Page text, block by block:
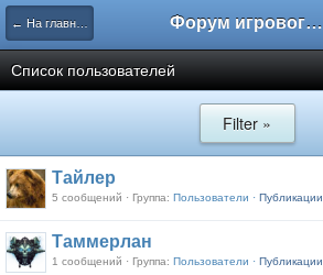
← На главную Форум игрового проекта Riverrise
Список пользователей
Filter »
Тайлер
5 сообщений · Группа: Пользователи · Публикации
Таммерлан
1 сообщений · Группа: Пользователи · Публикации